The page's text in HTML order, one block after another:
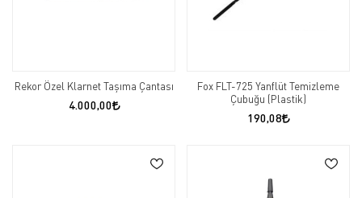
Rekor Özel Klarnet Taşıma Çantası
4.000,00
Fox FLT-725 Yanflüt Temizleme
Çubuğu (Plastik)
190,08